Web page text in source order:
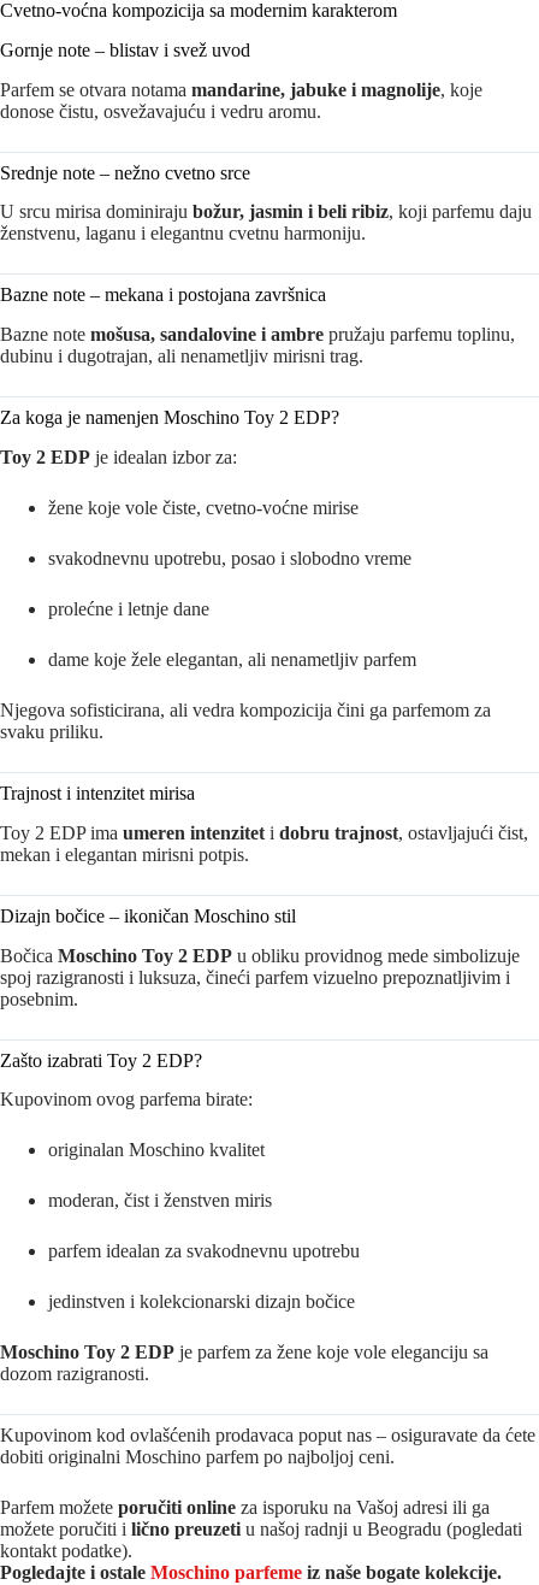
Cvetno-voćna kompozicija sa modernim karakterom
Gornje note – blistav i svež uvod
Parfem se otvara notama mandarine, jabuke i magnolije, koje
donose čistu, osvežavajuću i vedru aromu.
Srednje note – nežno cvetno srce
U srcu mirisa dominiraju božur, jasmin i beli ribiz, koji parfemu daju
ženstvenu, laganu i elegantnu cvetnu harmoniju.
Bazne note – mekana i postojana završnica
Bazne note mošusa, sandalovine i ambre pružaju parfemu toplinu,
dubinu i dugotrajan, ali nenametljiv mirisni trag.
Za koga je namenjen Moschino Toy 2 EDP?
Toy 2 EDP je idealan izbor za:
žene koje vole čiste, cvetno-voćne mirise
svakodnevnu upotrebu, posao i slobodno vreme
prolećne i letnje dane
dame koje žele elegantan, ali nenametljiv parfem
Njegova sofisticirana, ali vedra kompozicija čini ga parfemom za
svaku priliku.
Trajnost i intenzitet mirisa
Toy 2 EDP ima umeren intenzitet i dobru trajnost, ostavljajući čist,
mekan i elegantan mirisni potpis.
Dizajn bočice – ikoničan Moschino stil
Bočica Moschino Toy 2 EDP u obliku providnog mede simbolizuje
spoj razigranosti i luksuza, čineći parfem vizuelno prepoznatljivim i
posebnim.
Zašto izabrati Toy 2 EDP?
Kupovinom ovog parfema birate:
originalan Moschino kvalitet
moderan, čist i ženstven miris
parfem idealan za svakodnevnu upotrebu
jedinstven i kolekcionarski dizajn bočice
Moschino Toy 2 EDP je parfem za žene koje vole eleganciju sa
dozom razigranosti.
Kupovinom kod ovlašćenih prodavaca poput nas – osiguravate da ćete
dobiti originalni Moschino parfem po najboljoj ceni.
Parfem možete poručiti online za isporuku na Vašoj adresi ili ga
možete poručiti i lično preuzetiu našoj radnji u Beogradu (pogledati
kontakt podatke).
Pogledajte i ostale Moschino parfeme iz naše bogate kolekcije.